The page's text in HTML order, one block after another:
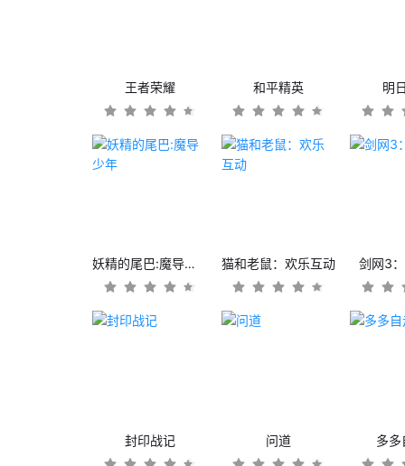
王者荣耀 和平精英 明
妖精的尾巴:魔导少年 猫和老鼠：欢乐互动 剑网3
封印战记 问道 多多